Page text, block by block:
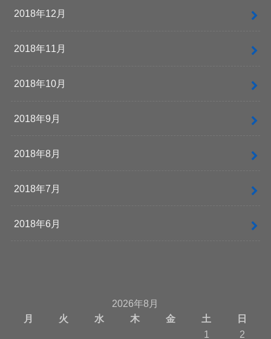
2018年12月
2018年11月
2018年10月
2018年9月
2018年8月
2018年7月
2018年6月
2026年8月
月
火 水 木 金 土
日
1
2